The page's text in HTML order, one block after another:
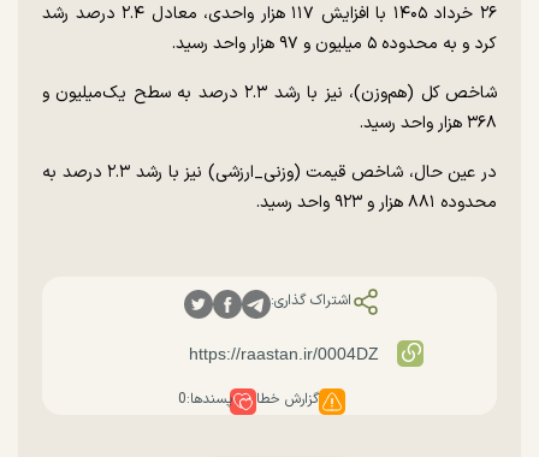
۲۶ خرداد ۱۴۰۵ با افزایش ۱۱۷ هزار واحدی، معادل ۲.۴ درصد رشد
کرد و به محدوده ۵ میلیون و ۹۷ هزار واحد رسید.
شاخص کل (هم‌وزن)، نیز با رشد ۲.۳ درصد به سطح یک‌میلیون و
۳۶۸ هزار واحد رسید.
در عین حال، شاخص قیمت (وزنی_ارزشی) نیز با رشد ۲.۳ درصد به
محدوده ۸۸۱ هزار و ۹۲۳ واحد رسید.
اشتراک گذاری:
گزارش خطا پسندها:0